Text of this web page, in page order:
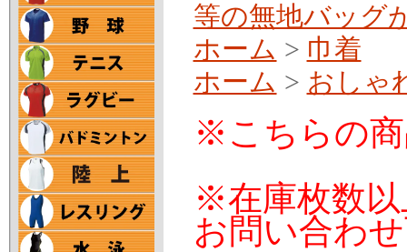
等の無地バッグ
ホーム > 巾着
ホーム > おしゃ
※こちらの
※在庫枚数以
お問い合わ